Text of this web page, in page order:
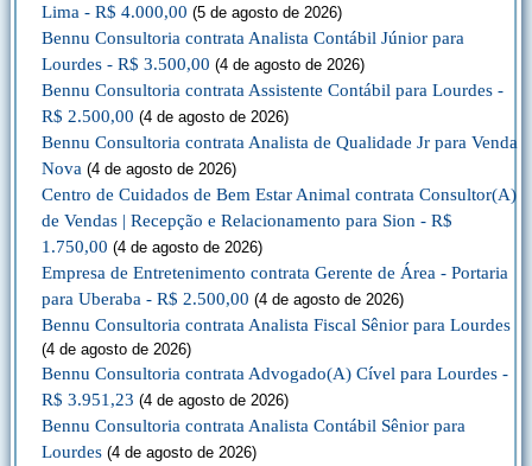
Lima - R$ 4.000,00 (5 de agosto de 2026)
Bennu Consultoria contrata Analista Contábil Júnior para
Lourdes - R$ 3.500,00 (4 de agosto de 2026)
Bennu Consultoria contrata Assistente Contábil para Lourdes -
R$ 2.500,00 (4 de agosto de 2026)
Bennu Consultoria contrata Analista de Qualidade Jr para Venda
Nova (4 de agosto de 2026)
Centro de Cuidados de Bem Estar Animal contrata Consultor(A)
de Vendas | Recepção e Relacionamento para Sion - R$
1.750,00 (4 de agosto de 2026)
Empresa de Entretenimento contrata Gerente de Área - Portaria
para Uberaba - R$ 2.500,00 (4 de agosto de 2026)
Bennu Consultoria contrata Analista Fiscal Sênior para Lourdes
(4 de agosto de 2026)
Bennu Consultoria contrata Advogado(A) Cível para Lourdes -
R$ 3.951,23 (4 de agosto de 2026)
Bennu Consultoria contrata Analista Contábil Sênior para
Lourdes (4 de agosto de 2026)